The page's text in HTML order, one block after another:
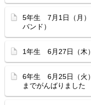
5年生 7月1日（月
バンド）
1年生 6月27日（木
6年生 6月25日（火
までがんばりました